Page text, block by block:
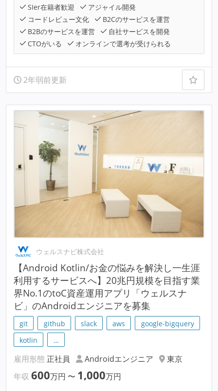
SIer在籍者歓迎
アジャイル開発
コードレビュー文化
B2Cのサービスを運営
B2Bのサービスを運営
自社サービスを開発
CTOがいる
オンラインで選考が受けられる
2年弱前更新
ウェルスナビ株式会社
【Android Kotlin/お金の悩みを解決し一生涯
利用するサービスへ】20兆円規模を目指す業
界No.1のtoC資産運用アプリ「ウェルスナ
ビ」のAndroidエンジニアを募集
git github slack aws
google-bigquery
kotlin
…
雇用形態 正社員 Androidエンジニア
東京
年収 600万円 〜 1,000万円